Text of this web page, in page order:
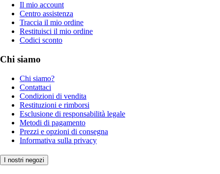
Il mio account
Centro assistenza
Traccia il mio ordine
Restituisci il mio ordine
Codici sconto
Chi siamo
Chi siamo?
Contattaci
Condizioni di vendita
Restituzioni e rimborsi
Esclusione di responsabilità legale
Metodi di pagamento
Prezzi e opzioni di consegna
Informativa sulla privacy
I nostri negozi